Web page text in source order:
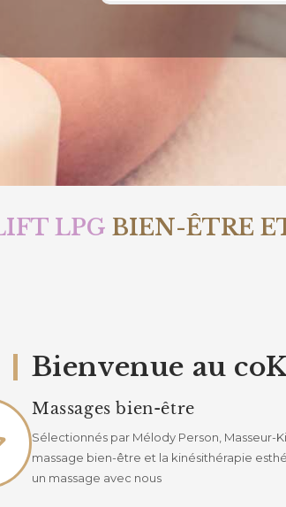
LPG BIEN-ÊTRE
Bienvenue au
Massages bien-être
Sélectionnés par Mélody Person, Masseur-
massage bien-être et la kinésithérapie
un massage avec nous